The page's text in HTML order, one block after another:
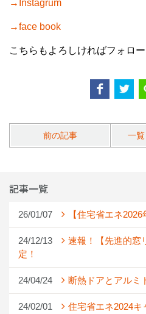
→Instagrum
→face book
こちらもよろしければフォロ
前の記事 一覧
記事一覧
26/01/07 【住宅省エネ2026
24/12/13
速報！【先進的窓
定！
24/04/24 断熱ドアとアルミ
24/02/01
住宅省エネ2024